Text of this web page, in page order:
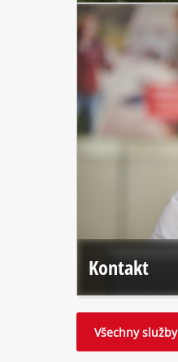
Kontakt
Všechny služby